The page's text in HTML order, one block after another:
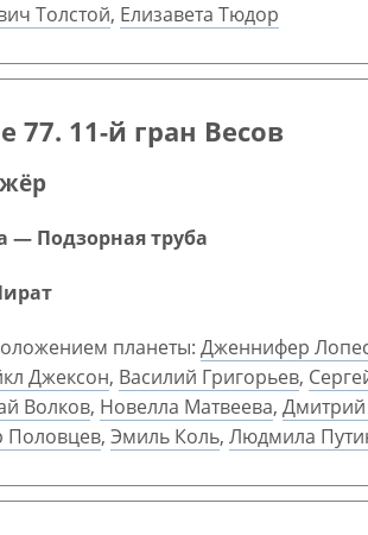
Толстой, Елизавета Тюдор
77. 11-й гран Весов
— Подзорная труба
планеты: Дженнифер
Джексон, Василий Григорьев,
Волков, Новелла Матвеева,
Половцев, Эмиль Коль, Людмила